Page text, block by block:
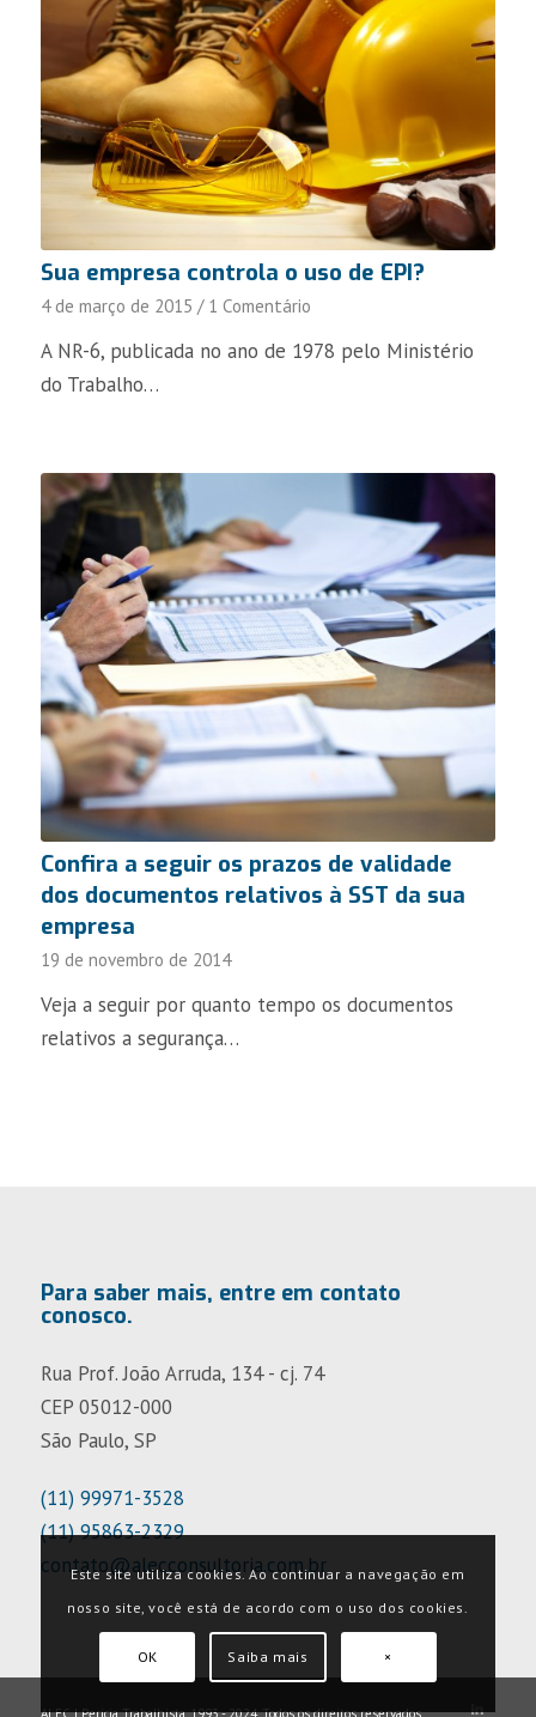
Sua empresa controla o uso de EPI?
4 de março de 2015 / 1 Comentário
A NR-6, publicada no ano de 1978 pelo Ministério
do Trabalho…
Confira a seguir os prazos de validade
dos documentos relativos à SST da sua
empresa
19 de novembro de 2014
Veja a seguir por quanto tempo os documentos
relativos a segurança…
Para saber mais, entre em contato
conosco.
Rua Prof. João Arruda, 134 - cj. 74
CEP 05012-000
São Paulo, SP
(11) 99971-3528
(11) 95863-2329
contato@alecconsultoria.com.br
ALEC | Perícia Trabalhista. 1993 - 2024. Todos os direitos reservados.
Este site utiliza cookies. Ao continuar a navegação em
nosso site, você está de acordo com o uso dos cookies.
OK Saiba mais ×